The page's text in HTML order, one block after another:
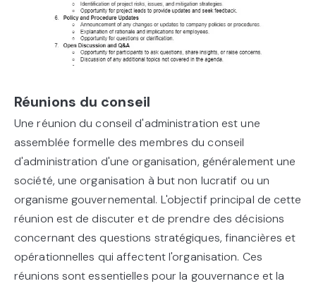
Réunions du conseil
Une réunion du conseil d'administration est une
assemblée formelle des membres du conseil
d'administration d'une organisation, généralement une
société, une organisation à but non lucratif ou un
organisme gouvernemental. L'objectif principal de cette
réunion est de discuter et de prendre des décisions
concernant des questions stratégiques, financières et
opérationnelles qui affectent l'organisation. Ces
réunions sont essentielles pour la gouvernance et la